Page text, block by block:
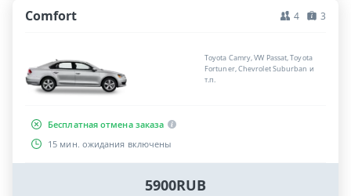
Comfort 4 3
Toyota Camry, VW Passat, Toyota
Fortuner, Chevrolet Suburban и
т.п.
Бесплатная отмена заказа
15 мин. ожидания включены
5900RUB